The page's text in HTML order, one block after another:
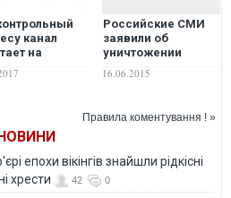
канал
на
– СМИ
Российские СМИ
заявили об
уничтожении
батальона "Киев-2".
16.06.2015
Правила коментування ! »
епохи вікінгів знайшли рідкісні
хрести
42 0